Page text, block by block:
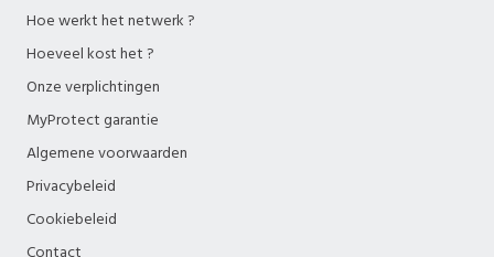
Hoe werkt het netwerk ?
Hoeveel kost het ?
Onze verplichtingen
MyProtect garantie
Algemene voorwaarden
Privacybeleid
Cookiebeleid
Contact